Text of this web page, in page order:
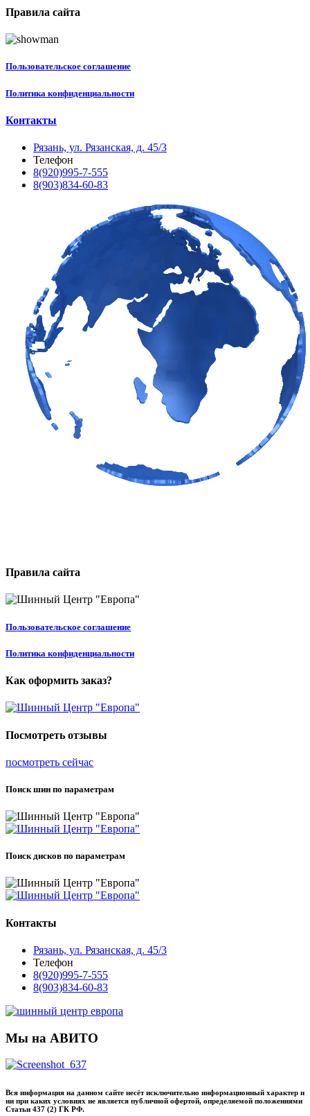
Правила сайта
Пользовательское соглашение
Политика конфиденциальности
Контакты
Рязань, ул. Рязанская, д. 45/3
Телефон
8(920)995-7-555
8(903)834-60-83
Правила сайта
Пользовательское соглашение
Политика конфиденциальности
Как оформить заказ?
Посмотреть отзывы
посмотреть сейчас
Поиск шин по параметрам
Поиск дисков по параметрам
Контакты
Рязань, ул. Рязанская, д. 45/3
Телефон
8(920)995-7-555
8(903)834-60-83
Мы на АВИТО
Вся информация на данном сайте несёт исключительно информационный характер и
ни при каких условиях не является публичной офертой, определяемой положениями
Статьи 437 (2) ГК РФ.